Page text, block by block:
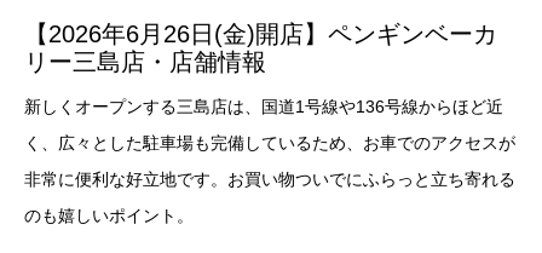
【2026年6月26日(金)開店】ペンギンベーカ
リー三島店・店舗情報
新しくオープンする三島店は、国道1号線や136号線からほど近
く、広々とした駐車場も完備しているため、お車でのアクセスが
非常に便利な好立地です。お買い物ついでにふらっと立ち寄れる
のも嬉しいポイント。